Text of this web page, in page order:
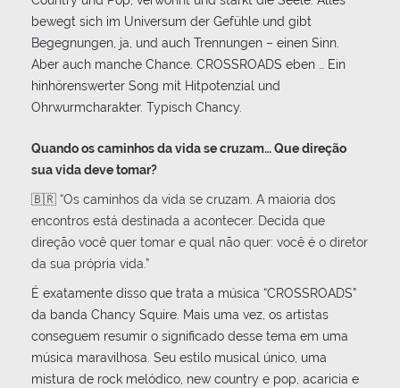
bewegt sich im Universum der Gefühle und gibt
Begegnungen, ja, und auch Trennungen – einen Sinn.
Aber auch manche Chance. CROSSROADS eben … Ein
hinhörenswerter Song mit Hitpotenzial und
Ohrwurmcharakter. Typisch Chancy.
Quando os caminhos da vida se cruzam… Que direção
sua vida deve tomar?
🇧🇷 “Os caminhos da vida se cruzam. A maioria dos
encontros está destinada a acontecer. Decida que
direção você quer tomar e qual não quer: você é o diretor
da sua própria vida.”
É exatamente disso que trata a música “CROSSROADS”
da banda Chancy Squire. Mais uma vez, os artistas
conseguem resumir o significado desse tema em uma
música maravilhosa. Seu estilo musical único, uma
mistura de rock melódico, new country e pop, acaricia e